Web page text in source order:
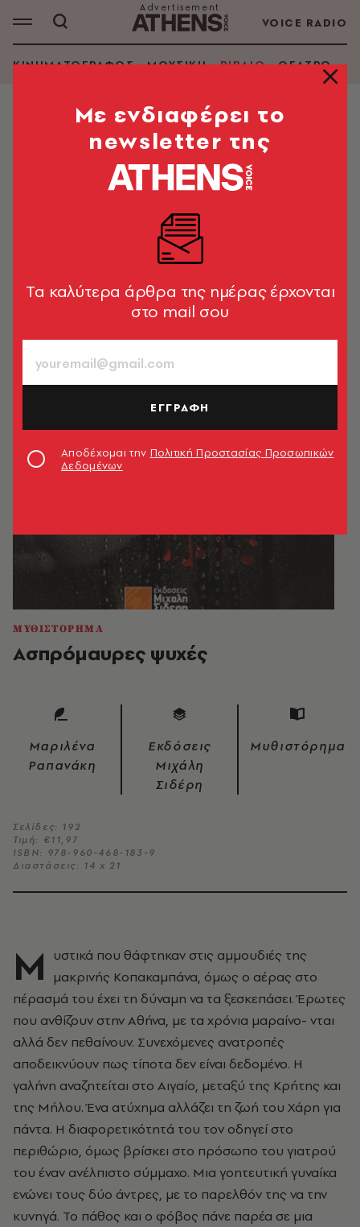
VOICE RADIO
ΚΙΝΗΜΑΤΟΓΡΑΦΟΣ ΜΟΥΣΙΚΗ ΒΙΒΛΙΟ ΘΕΑΤΡΟ -
ΜΥΘΙΣΤΟΡΗΜΑ
Ασπρόμαυρες ψυχές
Μαριλένα
Ραπανάκη
Εκδόσεις
Μιχάλη
Σιδέρη
Μυθιστόρημα
Σελίδες: 192
Τιμή: €11,97
ISBN: 978-960-468-183-9
Διαστάσεις: 14 x 21
Μ υστικά που θάφτηκαν στις αμμουδιές της
μακρινής Κοπακαμπάνα, όμως ο αέρας στο
πέρασμά του έχει τη δύναμη να τα ξεσκεπάσει. Έρωτες
που ανθίζουν στην Αθήνα, με τα χρόνια μαραίνο- νται
αλλά δεν πεθαίνουν. Συνεχόμενες ανατροπές
αποδεικνύουν πως τίποτα δεν είναι δεδομένο. Η
γαλήνη αναζητείται στο Αιγαίο, μεταξύ της Κρήτης και
της Μήλου. Ένα ατύχημα αλλάζει τη ζωή του Χάρη για
πάντα. Η διαφορετικότητά του τον οδηγεί στο
περιθώριο, όμως βρίσκει στο πρόσωπο του γιατρού
του έναν ανέλπιστο σύμμαχο. Μια γοητευτική γυναίκα
ενώνει τους δύο άντρες, με το παρελθόν της να την
κυνηγά. Το πάθος και ο φόβος πάνε παρέα σε μια
Mε ενδιαφέρει το
newsletter της
Tα καλύτερα άρθρα της ημέρας έρχονται
στο mail σου
ΕΓΓΡΑΦΗ
Αποδέχομαι την Πολιτική Προστασίας Προσωπικών
Δεδομένων